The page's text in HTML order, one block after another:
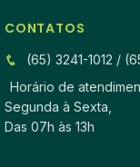
CONTATOS
(65) 3241-1012 /
Horário de
Segunda à Sexta,
Das 07h às 13h